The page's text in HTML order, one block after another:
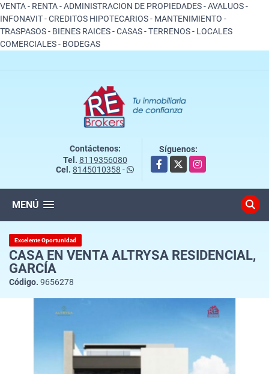
VENTA - RENTA - ADMINISTRACION DE PROPIEDADES - AVALUOS -
INFONAVIT - CREDITOS HIPOTECARIOS - MANTENIMIENTO -
TRASPASOS - BIENES RAICES - CASAS - TERRENOS - LOCALES
COMERCIALES - BODEGAS
Contáctenos:
Tel. 8119356080
Cel. 8145010358 -
Síguenos:
Facebook
X Instagram
MENÚ
Excelente Oportunidad
CASA EN VENTA ALTRYSA RESIDENCIAL,
GARCÍA
Código. 9656278